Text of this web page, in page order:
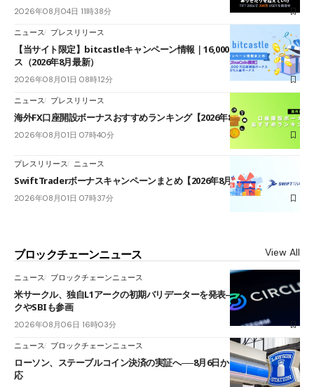
2026年08月04日 11時38分
ニュース プレスリリース
【当サイト限定】bitcastleキャンペーン情報｜16,000円口座開設ボーナ
ス（2026年8月最新）
2026年08月01日 08時12分
ニュース プレスリリース
海外FX口座開設ボーナスおすすめランキング【2026年8月最新】
2026年08月01日 07時40分
プレスリリース ニュース
SwiftTraderボーナスキャンペーンまとめ【2026年8月最新】
2026年08月01日 07時37分
ブロックチェーンニュース View All
ニュース ブロックチェーンニュース
米サークル、独自L1アークの初期バリデーターを発表――ブラックロッ
クやSBIも参画
2026年08月06日 16時03分
ニュース ブロックチェーンニュース
ローソン、ステーブルコイン決済の実証へ──8月6日からJPYCやUSDC対
応